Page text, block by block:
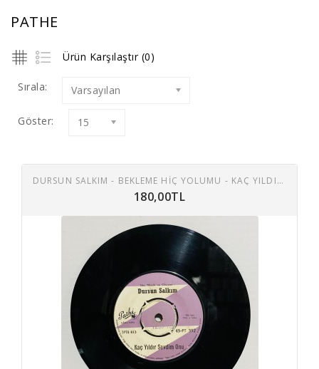
PATHE
Ürün Karşılaştır (0)
Sırala: Varsayılan
Göster: 15
DURSUN SALKIM - BEKLEME HIÇ YOLUMU - KAÇ YILDIR SEVDIM ONU 45 LIK PLAK
180,00TL